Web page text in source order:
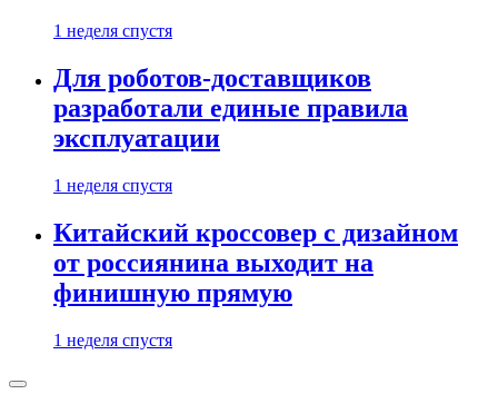
1 неделя спустя
Для роботов-доставщиков
разработали единые правила
эксплуатации
1 неделя спустя
Китайский кроссовер с дизайном
от россиянина выходит на
финишную прямую
1 неделя спустя